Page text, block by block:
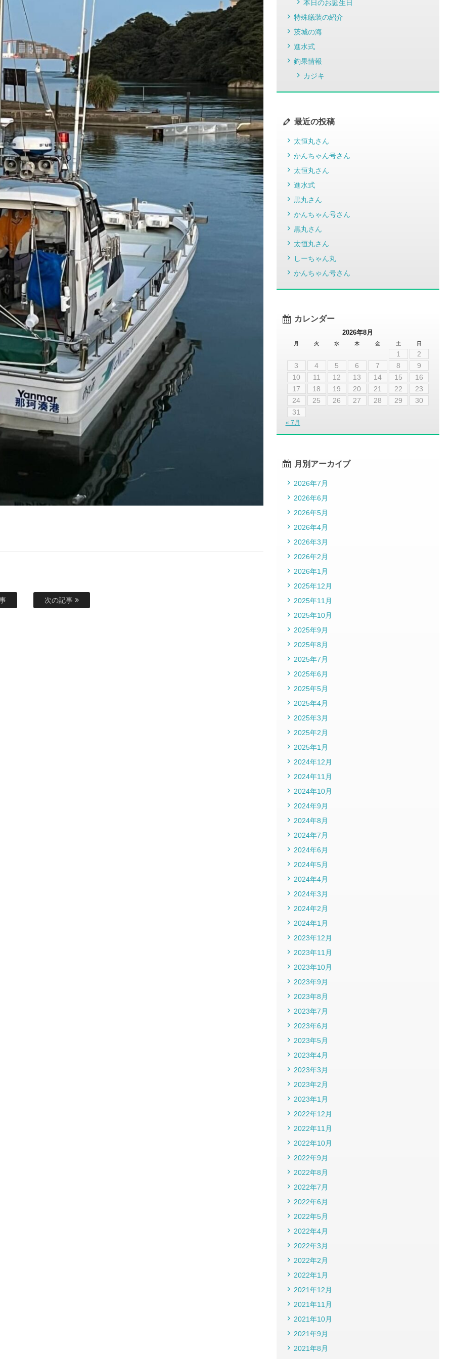
次の記事
本日のお誕生日
特殊艤装の紹介
茨城の海
進水式
釣果情報
カジキ
最近の投稿
太恒丸さん
かんちゃん号さん
太恒丸さん
進水式
黒丸さん
かんちゃん号さん
黒丸さん
太恒丸さん
しーちゃん丸
かんちゃん号さん
カレンダー
2026年8月
月 火 水 木 金 土 日
1
2
3
4 5 6 7 8
9
10
11 12 13 14 15
16
17
18 19 20 21 22
23
24
25 26 27 28 29
30
31
« 7月
月別アーカイブ
2026年7月
2026年6月
2026年5月
2026年4月
2026年3月
2026年2月
2026年1月
2025年12月
2025年11月
2025年10月
2025年9月
2025年8月
2025年7月
2025年6月
2025年5月
2025年4月
2025年3月
2025年2月
2025年1月
2024年12月
2024年11月
2024年10月
2024年9月
2024年8月
2024年7月
2024年6月
2024年5月
2024年4月
2024年3月
2024年2月
2024年1月
2023年12月
2023年11月
2023年10月
2023年9月
2023年8月
2023年7月
2023年6月
2023年5月
2023年4月
2023年3月
2023年2月
2023年1月
2022年12月
2022年11月
2022年10月
2022年9月
2022年8月
2022年7月
2022年6月
2022年5月
2022年4月
2022年3月
2022年2月
2022年1月
2021年12月
2021年11月
2021年10月
2021年9月
2021年8月